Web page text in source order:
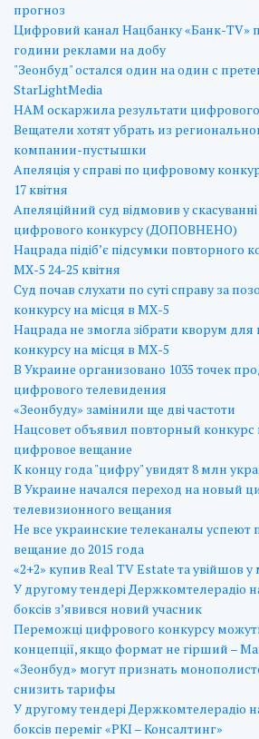
прогноз
Цифровий канал Нацбанку «Банк-TV»
години реклами на добу
"Зеонбуд" остался один на один с
StarLightMedia
НАМ оскаржила результати
Вещатели хотят убрать из
компании-пустышки
Апеляція у справі по цифровому
17 квітня
Апеляційний суд відмовив у скасуванні
цифрового конкурсу (ДОПОВНЕНО)
Нацрада підіб’є підсумки повторного
МХ-5 24-25 квітня
Суд почав слухати по суті справу за
конкурсу на місця в МХ-5
Нацрада не змогла зібрати кворум для
конкурсу на місця в МХ-5
В Украине организовано 1035 точек
цифрового телевидения
«Зеонбуду» замінили ще дві частоти
Нацсовет объявил повторный конкурс
цифровое вещание
К концу года "цифру" увидят 8 млн
В Украине начался переход на новый
телевизионного вещания
Не все украинские телеканалы успеют
вещание до 2015 года
«2+2» купив Real TV Estate та увійшов
У другому тендері Держкомтелерадіо
боксів з’явився новий учасник
Переможці цифрового конкурсу
концепції, якщо формат не гірший –
«Зеонбуд» могут признать
снизить тарифы
У другому тендері Держкомтелерадіо
боксів переміг «РКІ – Консалтинг»